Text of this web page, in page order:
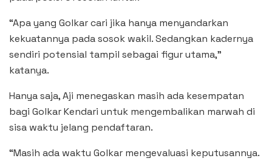
“Apa yang Golkar cari jika hanya menyandarkan
kekuatannya pada sosok wakil. Sedangkan kadernya
sendiri potensial tampil sebagai figur utama,”
katanya.
Hanya saja, Aji menegaskan masih ada kesempatan
bagi Golkar Kendari untuk mengembalikan marwah di
sisa waktu jelang pendaftaran.
“Masih ada waktu Golkar mengevaluasi keputusannya.